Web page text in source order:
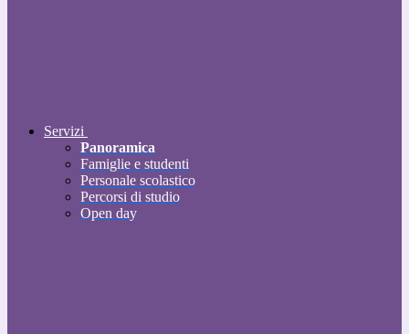
Servizi
Panoramica
Famiglie e studenti
Personale scolastico
Percorsi di studio
Open day